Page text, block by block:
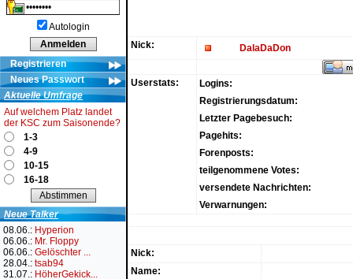
Autologin
Registrieren
Neues Passwort
Aktuelle Umfrage
Auf welchem Platz landet
der KSC zum Saisonende?
1-3
4-9
10-15
16-18
Neue Talker
08.06.: Hyperion
06.06.: Mr. Floppy
06.06.: Gelöschter ...
28.04.: tsab94
31.07.: HöherGekick...
Nick: DalaDaDon
Userstats:
Logins:
Registrierungsdatum:
Letzter Pagebesuch:
Pagehits:
Forenposts:
teilgenommene Votes:
versendete Nachrichten:
Verwarnungen:
Nick:
Name: